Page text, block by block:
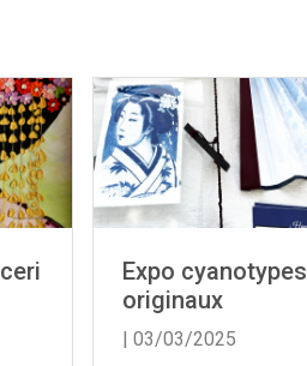
Expo cyanotypes
originaux
| 03/03/2025